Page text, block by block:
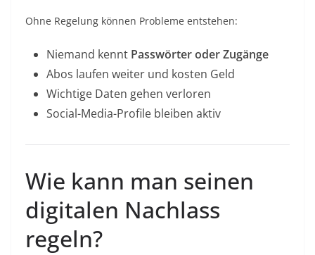
Ohne Regelung können Probleme entstehen:
Niemand kennt Passwörter oder Zugänge
Abos laufen weiter und kosten Geld
Wichtige Daten gehen verloren
Social-Media-Profile bleiben aktiv
Wie kann man seinen
digitalen Nachlass
regeln?